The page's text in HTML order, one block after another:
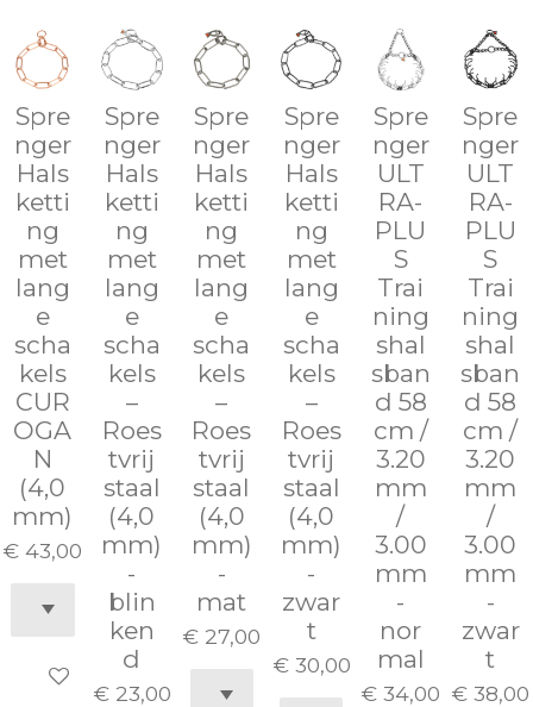
Spre
nger
Hals
ketti
ng
met
lang
e
scha
kels
CUR
OGA
N
(4,0
mm)
€ 43,00
In winkelwagen
Spre
nger
Hals
ketti
ng
met
lang
e
scha
kels
–
Roes
tvrij
staal
(4,0
mm)
-
blin
ken
d
€ 23,00
Spre
nger
Hals
ketti
ng
met
lang
e
scha
kels
–
Roes
tvrij
staal
(4,0
mm)
-
mat
€ 27,00
Spre
nger
Hals
ketti
ng
met
lang
e
scha
kels
–
Roes
tvrij
staal
(4,0
mm)
-
zwar
t
€ 30,00
Spre
nger
ULT
RA-
PLU
S
Trai
ning
shal
sban
d 58
cm /
3.20
mm
/
3.00
mm
-
nor
mal
€ 34,00
Spre
nger
ULT
RA-
PLU
S
Trai
ning
shal
sban
d 58
cm /
3.20
mm
/
3.00
mm
-
zwar
t
€ 38,00